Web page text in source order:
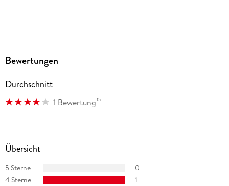
Bewertungen
Durchschnitt
1 Bewertung15
Übersicht
5 Sterne
0
4 Sterne
1